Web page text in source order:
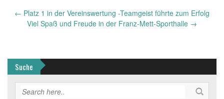
Post
navigation
← Platz 1 in der Vereinswertung -Teamgeist führte zum Erfolg
Viel Spaß und Freude in der Franz-Mett-Sporthalle →
Suche